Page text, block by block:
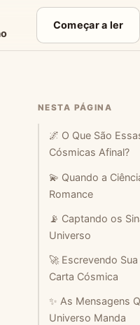
Começar a ler
NESTA PÁGINA
🌌 O Que São
Cósmicas Afinal?
💫 Quando a
Romance
📡 Captando os
Universo
🚀 Escrevendo
Carta Cósmica
✨ As Mensagens
Universo Manda